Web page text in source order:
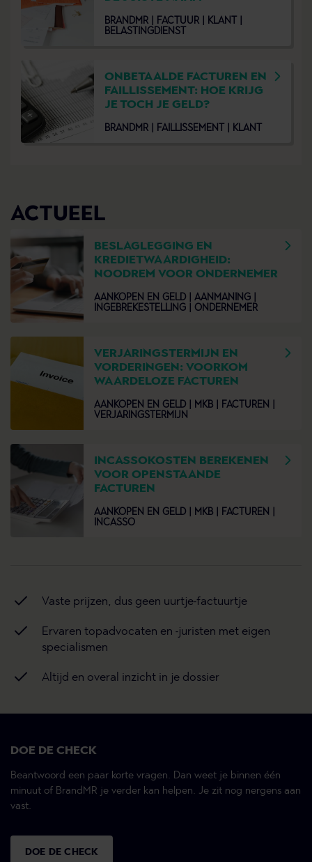
BRANDMR | FACTUUR |
KLANT |
BELASTINGDIENST
ONBETAALDE FACTUREN EN
FAILLISSEMENT: HOE KRIJG
JE TOCH JE GELD?
BRANDMR | FAILLISSEMENT | KLANT
ACTUEEL
BESLAGLEGGING EN
KREDIETWAARDIGHEID:
NOODREM VOOR ONDERNEMER
AANKOPEN EN GELD |
AANMANING |
INGEBREKESTELLING | ONDERNEMER
VERJARINGSTERMIJN EN
VORDERINGEN: VOORKOM
WAARDELOZE FACTUREN
AANKOPEN EN GELD | MKB |
FACTUREN |
VERJARINGSTERMIJN
INCASSOKOSTEN BEREKENEN
VOOR OPENSTAANDE
FACTUREN
AANKOPEN EN GELD | MKB |
FACTUREN |
INCASSO
Vaste prijzen, dus geen uurtje-factuurtje
Ervaren topadvocaten en -juristen met eigen
specialismen
Altijd en overal inzicht in je dossier
DOE DE CHECK
Beantwoord een paar korte vragen. Dan weet je binnen één
minuut of BrandMR je verder kan helpen. Je zit nog nergens aan
vast.
DOE DE CHECK